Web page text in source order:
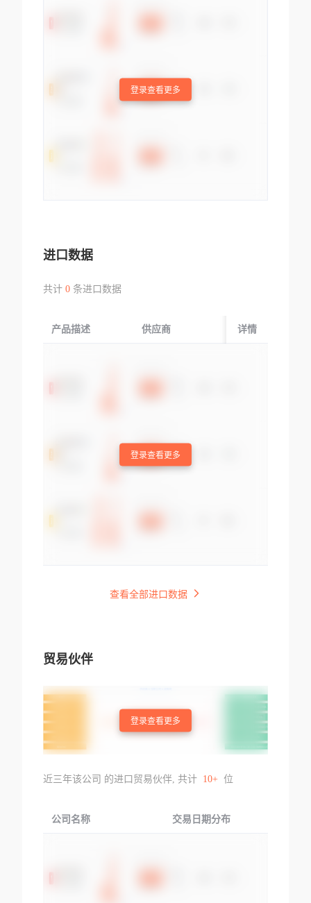
登录查看更多
进口数据
共计 0条进口数据
产品描述 供应商 起运国/地区
详情
登录查看更多
查看全部进口数据
贸易伙伴
登录查看更多
近三年该公司 的进口贸易伙伴, 共计 10+ 位
公司名称 交易日期分布